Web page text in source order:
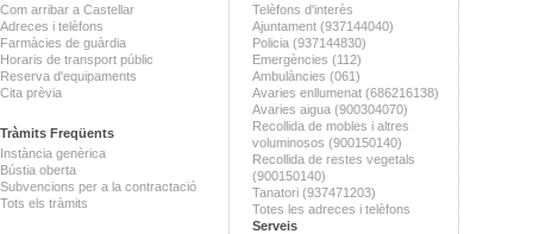
Com arribar a Castellar
Adreces i telèfons
Farmàcies de guàrdia
Horaris de transport públic
Reserva d'equipaments
Cita prèvia
Tràmits Freqüents
Instància genèrica
Bústia oberta
Subvencions per a la contractació
Tots els tràmits
Telèfons d'interès
Ajuntament (937144040)
Policia (937144830)
Emergències (112)
Ambulàncies (061)
Avaries enllumenat (686216138)
Avaries aigua (900304070)
Recollida de mobles i altres
voluminosos (900150140)
Recollida de restes vegetals
(900150140)
Tanatori (937471203)
Totes les adreces i telèfons
Serveis